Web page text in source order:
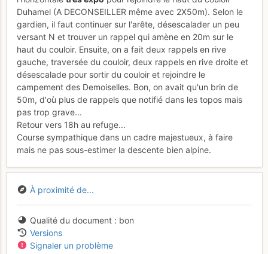
Duhamel (A DECONSEILLER même avec 2X50m). Selon le
gardien, il faut continuer sur l'arête, désescalader un peu
versant N et trouver un rappel qui amène en 20m sur le
haut du couloir. Ensuite, on a fait deux rappels en rive
gauche, traversée du couloir, deux rappels en rive droite et
désescalade pour sortir du couloir et rejoindre le
campement des Demoiselles. Bon, on avait qu'un brin de
50m, d'où plus de rappels que notifié dans les topos mais
pas trop grave...
Retour vers 18h au refuge...
Course sympathique dans un cadre majestueux, à faire
mais ne pas sous-estimer la descente bien alpine.
À proximité de...
Qualité du document
bon
Versions
Signaler un problème